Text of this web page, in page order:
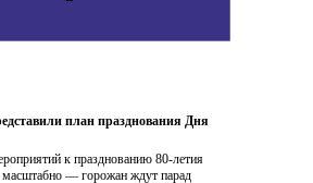
план празднования Дня
к празднованию 80-летия
— горожан ждут парад